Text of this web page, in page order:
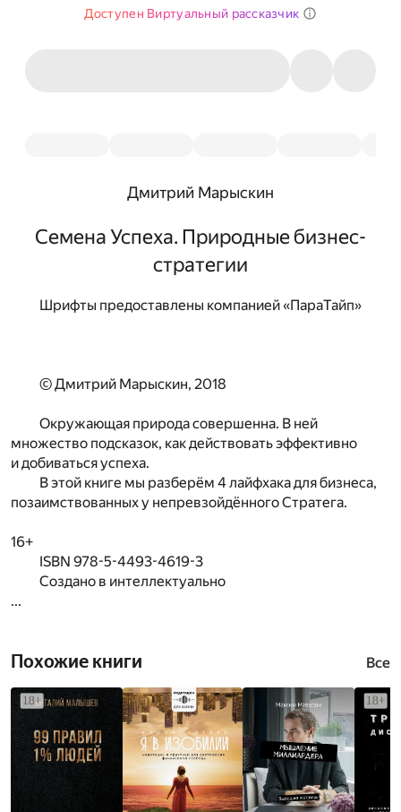
Доступен Виртуальный рассказчик
Дмитрий Марыскин
Семена Успеха. Природные бизнес-
стратегии
Шрифты предоставлены компанией «ПараТайп»
© Дмитрий Марыскин, 2018
Окружающая природа совершенна. В ней
множество подсказок, как действовать эффективно
и добиваться успеха.
В этой книге мы разберём 4 лайфхака для бизнеса,
позаимствованных у непревзойдённого Стратега.
16+
ISBN 978-5-4493-4619-3
Создано в интеллектуально
...
Похожие книги Все